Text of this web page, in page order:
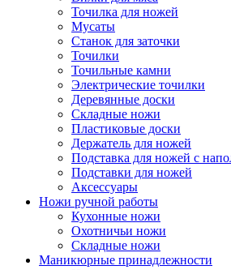
Точилка для ножей
Мусаты
Станок для заточки
Точилки
Точильные камни
Электрические точилки
Деревянные доски
Складные ножи
Пластиковые доски
Держатель для ножей
Подставка для ножей с
Подставки для ножей
Аксессуары
Ножи ручной работы
Кухонные ножи
Охотничьи ножи
Складные ножи
Маникюрные принадлежности